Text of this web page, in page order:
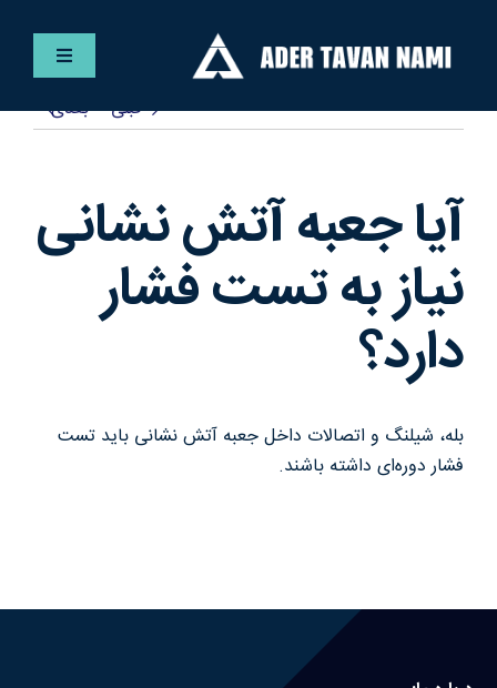
content
کنترلر
فارسی
خدمات
قبلی بعدی
آیا جعبه آتش نشانی
نیاز به تست فشار
دارد؟
بله، شیلنگ و اتصالات داخل جعبه آتش نشانی باید تست
فشار دوره‌ای داشته باشند.